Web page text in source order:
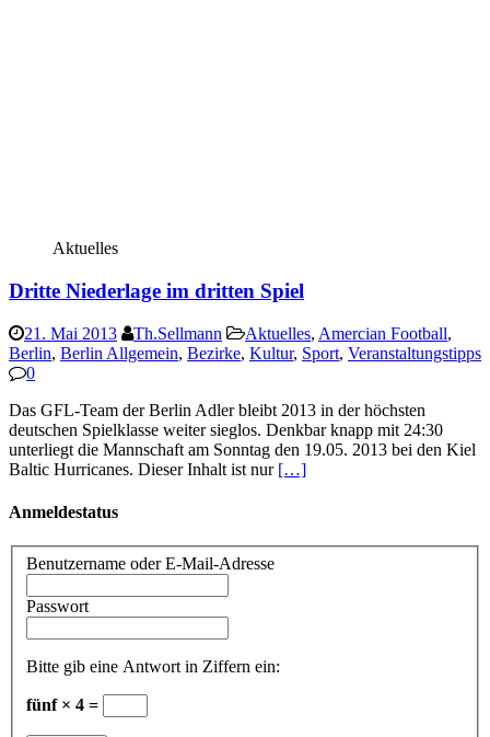
Aktuelles
Dritte Niederlage im dritten Spiel
21. Mai 2013 Th.Sellmann Aktuelles, Amercian Football,
Berlin, Berlin Allgemein, Bezirke, Kultur, Sport, Veranstaltungstipps
0
Das GFL-Team der Berlin Adler bleibt 2013 in der höchsten
deutschen Spielklasse weiter sieglos. Denkbar knapp mit 24:30
unterliegt die Mannschaft am Sonntag den 19.05. 2013 bei den Kiel
Baltic Hurricanes. Dieser Inhalt ist nur […]
Anmeldestatus
Benutzername oder E-Mail-Adresse
Passwort
Bitte gib eine Antwort in Ziffern ein:
fünf × 4 =